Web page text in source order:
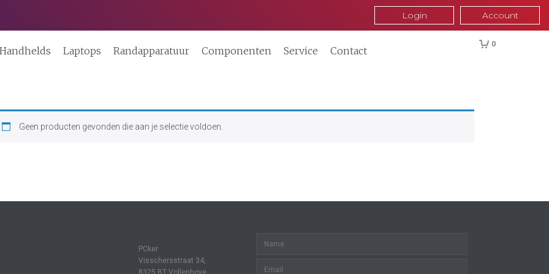
Login Account
Handhelds Laptops Randapparatuur Componenten Service Contact
0
Geen producten gevonden die aan je selectie voldoen.
PCker
Visschersstraat 34,
8325 BT Vollenhove